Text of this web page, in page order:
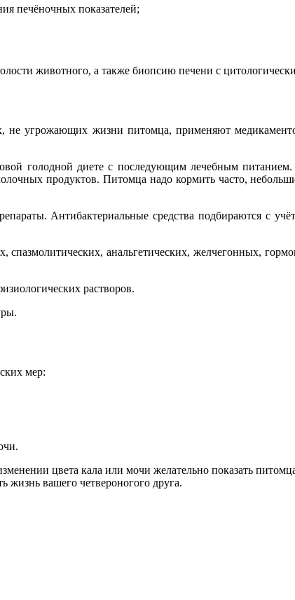
печёночных показателей;
животного, а также биопсию печени с
не угрожающих жизни питомца, применяют
голодной диете с последующим лечебным
продуктов. Питомца надо кормить часто,
Антибактериальные средства подбираются с
спазмолитических, анальгетических, желчегонных,
растворов.
мер:
цвета кала или мочи желательно показать
жизнь вашего четвероногого друга.